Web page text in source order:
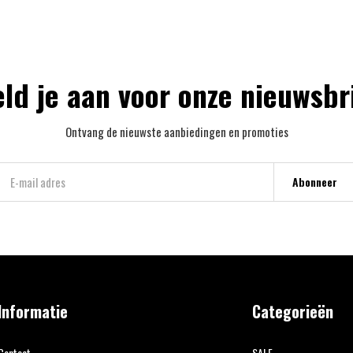
je aan voor onze
Ontvang de nieuwste aanbiedingen en promoties
Abonneer
Categorieën